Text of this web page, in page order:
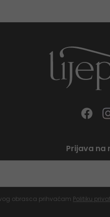
Prijava na
obrasca prihvaćam Politiku